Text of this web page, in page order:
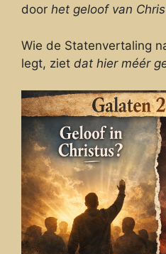
door het geloof van
Wie de Statenvertaling
legt, ziet dat hier méér